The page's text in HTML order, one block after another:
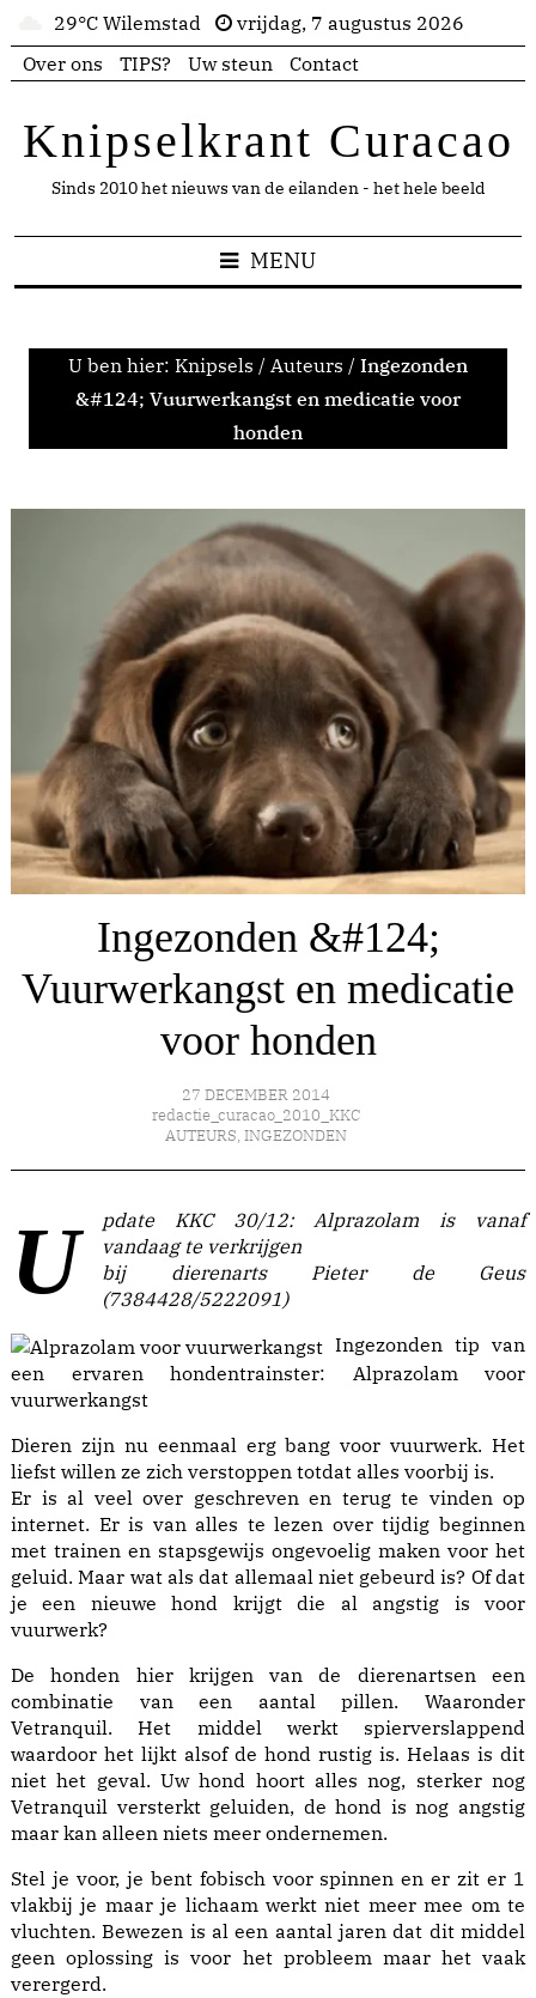
29°C Wilemstad
vrijdag, 7 augustus 2026
Over ons
TIPS? Uw steun Contact
Knipselkrant Curacao
Sinds 2010 het nieuws van de eilanden - het hele beeld
MENU
U ben hier: Knipsels / Auteurs / Ingezonden
&#124; Vuurwerkangst en medicatie voor
honden
Ingezonden &#124;
Vuurwerkangst en medicatie
voor honden
27 DECEMBER 2014
redactie_curacao_2010_KKC
AUTEURS, INGEZONDEN
Update KKC 30/12: Alprazolam is vanaf
vandaag te verkrijgen
bij dierenarts Pieter de Geus
(7384428/5222091)
Ingezonden tip van
een ervaren hondentrainster: Alprazolam voor
vuurwerkangst
Dieren zijn nu eenmaal erg bang voor vuurwerk. Het
liefst willen ze zich verstoppen totdat alles voorbij is.
Er is al veel over geschreven en terug te vinden op
internet. Er is van alles te lezen over tijdig beginnen
met trainen en stapsgewijs ongevoelig maken voor het
geluid. Maar wat als dat allemaal niet gebeurd is? Of dat
je een nieuwe hond krijgt die al angstig is voor
vuurwerk?
De honden hier krijgen van de dierenartsen een
combinatie van een aantal pillen. Waaronder
Vetranquil. Het middel werkt spierverslappend
waardoor het lijkt alsof de hond rustig is. Helaas is dit
niet het geval. Uw hond hoort alles nog, sterker nog
Vetranquil versterkt geluiden, de hond is nog angstig
maar kan alleen niets meer ondernemen.
Stel je voor, je bent fobisch voor spinnen en er zit er 1
vlakbij je maar je lichaam werkt niet meer mee om te
vluchten. Bewezen is al een aantal jaren dat dit middel
geen oplossing is voor het probleem maar het vaak
verergerd.